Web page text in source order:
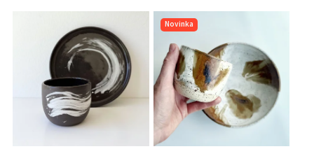
Nejprodávanější
Abecedně
Novinka